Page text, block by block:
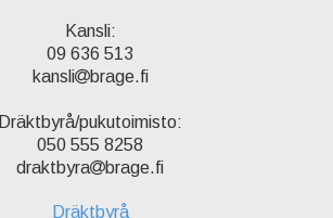
Kansli:
09 636 513
kansli
brage.fi
Dräktbyrå/pukutoimisto:
050 555 8258
draktbyra
brage.fi
Dräktbyrå